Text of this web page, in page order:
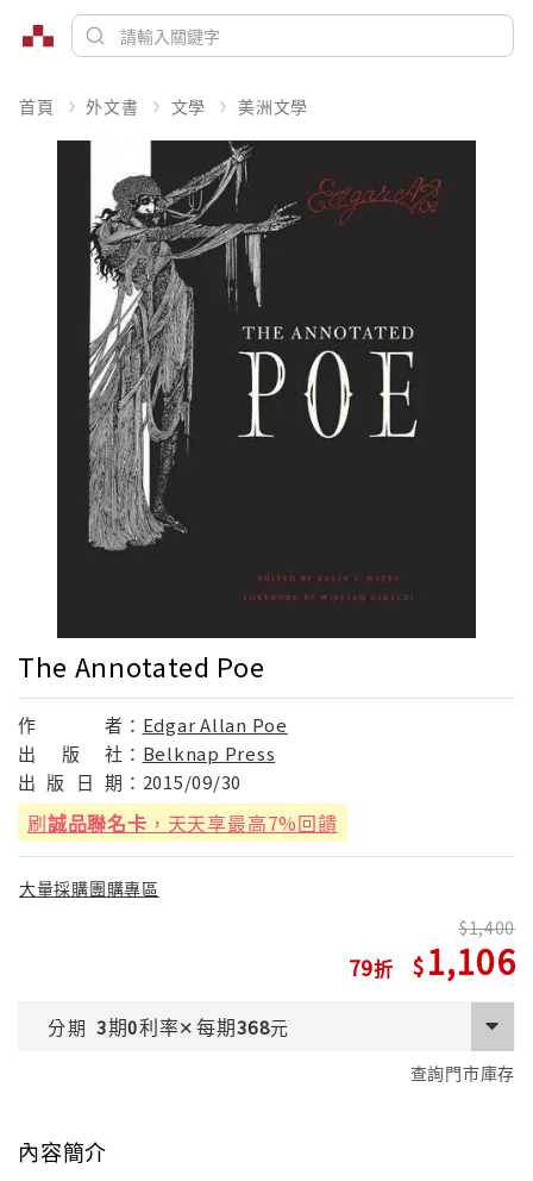
首頁 外文書 文學 美洲文學
The Annotated Poe
作 者： Edgar Allan Poe
出
版 社： Belknap Press
出 版 日 期： 2015/09/30
刷誠品聯名卡 ，天天享最高7%回饋
大量採購團購專區
79
1,400
1,106
分期 3期0利率✕每期368元
查詢門市庫存
內容簡介